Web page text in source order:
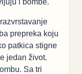
prepreka koju
patkica stigne
jedan život.
Sa tri